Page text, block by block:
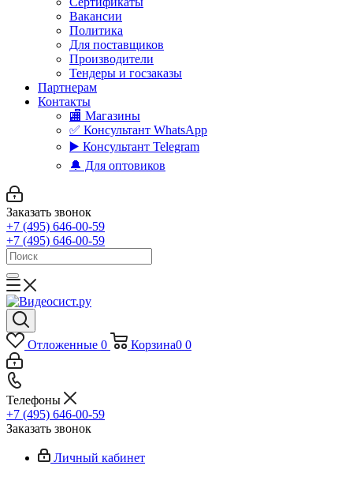
Вакансии
Политика
Для поставщиков
Производители
Тендеры и госзаказы
Партнерам
Контакты
🏬 Магазины
✅️ Консультант WhatsApp
▶️ Консультант Telegram
🔔 Для оптовиков
Заказать звонок
+7 (495) 646-00-59
+7 (495) 646-00-59
Отложенные 0 Корзина0 0
Телефоны
+7 (495) 646-00-59
Заказать звонок
Личный кабинет